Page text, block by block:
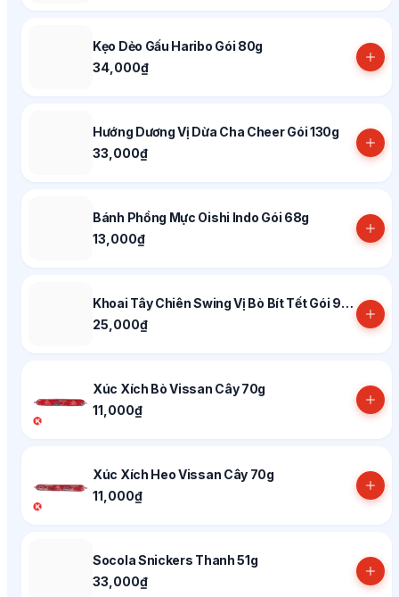
Kẹo Dẻo Gấu Haribo Gói 80g
34,000₫
Hướng Dương Vị Dừa Cha Cheer Gói 130g
33,000₫
Bánh Phồng Mực Oishi Indo Gói 68g
13,000₫
Khoai Tây Chiên Swing Vị Bò Bít Tết Gói 95g
25,000₫
Xúc Xích Bò Vissan Cây 70g
11,000₫
Xúc Xích Heo Vissan Cây 70g
11,000₫
Socola Snickers Thanh 51g
33,000₫